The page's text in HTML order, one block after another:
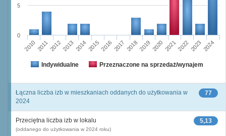
Indywidualne Przeznaczone na sprzedaż/wynajem
2010 201120122013 2014 20152016 2017 20182019 2020 202120222023 2024
0
5
77
Łączna liczba izb w mieszkaniach oddanych do użytkowania w
2024
5,13
Przeciętna liczba izb w lokalu
(oddanego do użytkowania w 2024 roku)